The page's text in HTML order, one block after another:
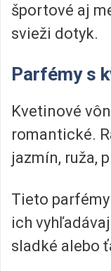
športové aj
svieži dotyk.
Parfémy s
Kvetinové
romantické.
jazmín, ruža,
Tieto
ich
sladké alebo